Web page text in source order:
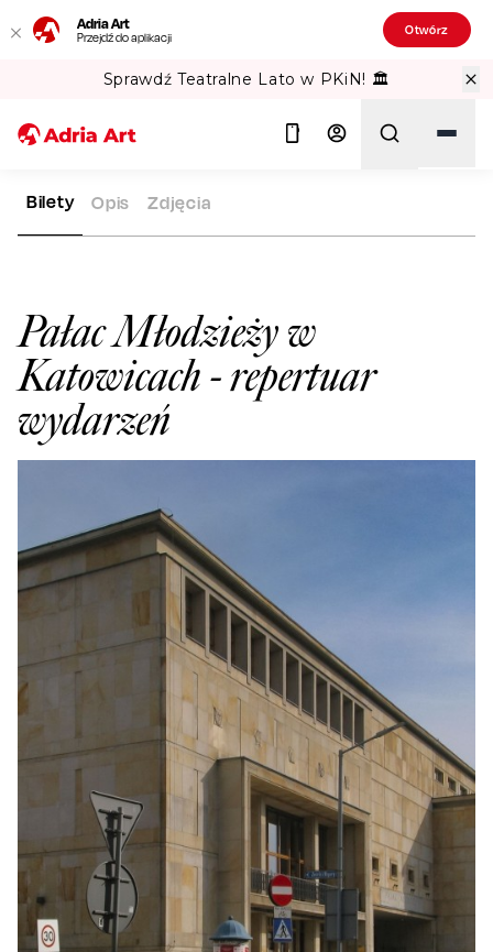
Adria Art
Przejdź do aplikacji Otwórz
Sprawdź Teatralne Lato w PKiN! 🏛️
ADRIA ART SALE WIDOWISKOWE
Pałac Młodzieży w
Katowicach- repertuar
wydarzeń
Bilety Opis Zdjęcia